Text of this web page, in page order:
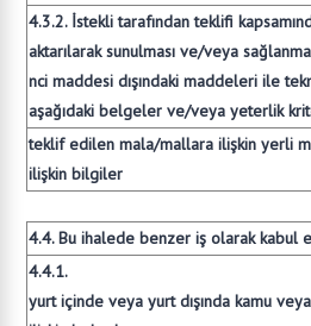
4.3.2. İstekli tarafından teklifi
aktarılarak sunulması ve/veya
nci maddesi dışındaki maddeleri ile
aşağıdaki belgeler ve/veya yeterlik
teklif edilen mala/mallara ilişkin yerli
ilişkin bilgiler
4.4. Bu ihalede benzer iş olarak kabul
4.4.1.
yurt içinde veya yurt dışında kamu